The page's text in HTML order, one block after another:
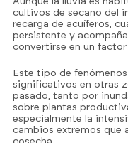
cultivos de secano del
recarga de acuíferos,
persistente y
convertirse en un factor
Este tipo de
significativos en otras
pasado, tanto por
sobre plantas
especialmente la
cambios extremos que